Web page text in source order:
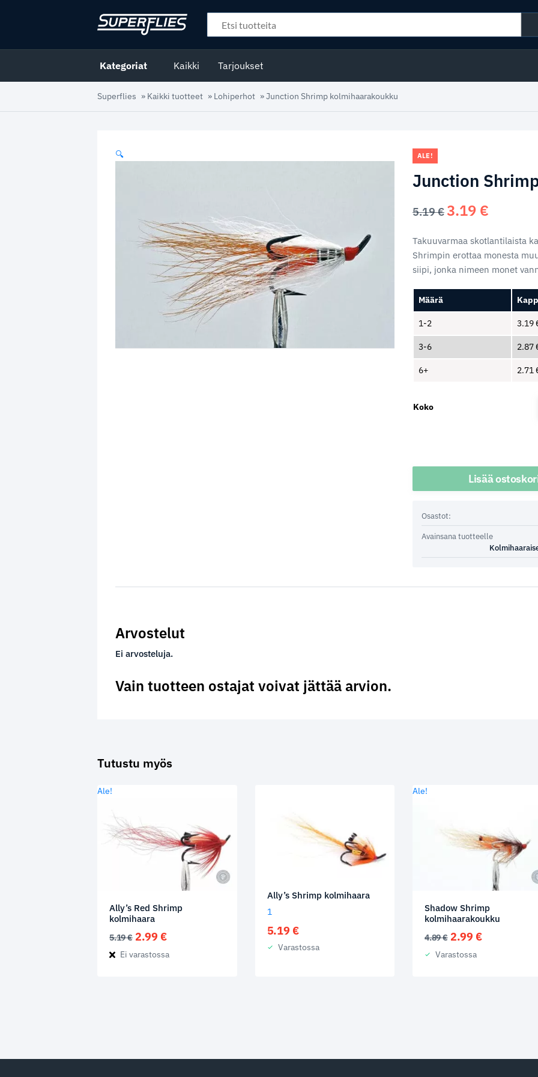
Kategoriat Kaikki Tarjoukset
Superflies » Kaikki tuotteet » Lohiperhot »Junction Shrimp kolmihaarakoukku
🔍 ALE!
Junction
5.19€ Alkuperäinen
5.19 €.
3.19 €
on:
3.19 €.
Takuuvarmaa skotlantilaista
Shrimpin erottaa monesta
siipi, jonka nimeen monet
Määrä
1-2 3.19
3-6 2.87
6+ 2.71
Koko
Lisää
Osastot:
Avainsana tuotteelle
Arvostelut
Ei arvosteluja.
Vain tuotteen ostajat voivat jättää arvion.
Tutustu myös
Ale!
Ally’s Red Shrimp
kolmihaara
5.19€ Alkuperäinen
hinta
oli:
2.99 €Nykyinen
on:
Ei varastossa
Ally’s Shrimp kolmihaara
1
5.19 €
Varastossa
Ale!
Shadow Shrimp
kolmihaarakoukku
4.89€ Alkuperäinen
hinta
oli:
2.99 €Nykyinen
Varastossa